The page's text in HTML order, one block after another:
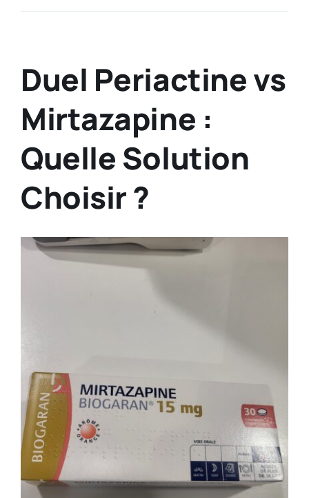
Duel Periactine vs
Mirtazapine :
Quelle Solution
Choisir ?